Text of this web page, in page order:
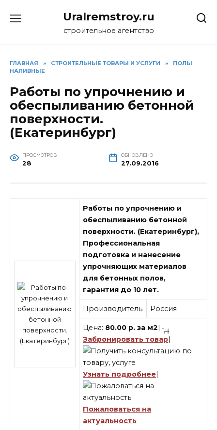
Uralremstroy.ru
строительное агентство
ГЛАВНАЯ » CТРОИТЕЛЬНЫЕ ТОВАРЫ И УСЛУГИ »
ПОЛЫ
НАЛИВНЫЕ
Работы по упрочнению и
обеспыливанию бетонной
поверхности.
(Екатеринбург)
ПРОСМОТРОВ
28
ОБНОВЛЕНО
27.09.2016
Работы по упрочнению и
обеспыливанию бетонной
поверхности. (Екатеринбург),
Профессиональная
подготовка и нанесение
упрочняющих материалов
для бетонных полов,
гарантия до 10 лет.
Производитель Россия
Цена: 80.00 р. за м2|
Забронировать товар|
Узнать подробнее|
Пожаловаться на
актуальность